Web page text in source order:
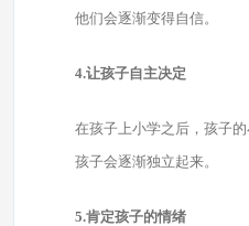
他们会逐渐变得自信。
4.让孩子自主决定
在孩子上小学之后，孩子
孩子会逐渐独立起来。
5.肯定孩子的情绪